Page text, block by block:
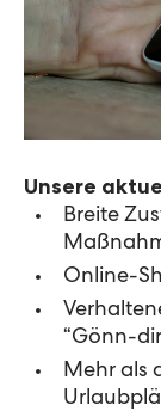
Unsere
Breite
Online-
“Gönn-
Mehr als